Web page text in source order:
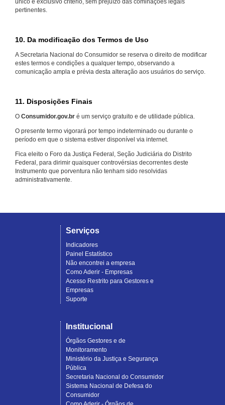
único e exclusivo critério, sem prejuízo das cominações legais
pertinentes.
10. Da modificação dos Termos de Uso
A Secretaria Nacional do Consumidor se reserva o direito de modificar
estes termos e condições a qualquer tempo, observando a
comunicação ampla e prévia desta alteração aos usuários do serviço.
11. Disposições Finais
O Consumidor.gov.br é um serviço gratuito e de utilidade pública.
O presente termo vigorará por tempo indeterminado ou durante o
período em que o sistema estiver disponível via internet.
Fica eleito o Foro da Justiça Federal, Seção Judiciária do Distrito
Federal, para dirimir quaisquer controvérsias decorrentes deste
Instrumento que porventura não tenham sido resolvidas
administrativamente.
Serviços
Indicadores
Painel Estatístico
Não encontrei a empresa
Como Aderir - Empresas
Acesso Restrito para Gestores e
Empresas
Suporte
Institucional
Órgãos Gestores e de
Monitoramento
Ministério da Justiça e Segurança
Pública
Secretaria Nacional do Consumidor
Sistema Nacional de Defesa do
Consumidor